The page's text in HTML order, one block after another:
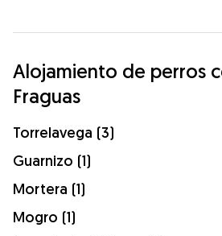
Alojamiento de perros
Fraguas
Torrelavega (3)
Guarnizo (1)
Mortera (1)
Mogro (1)